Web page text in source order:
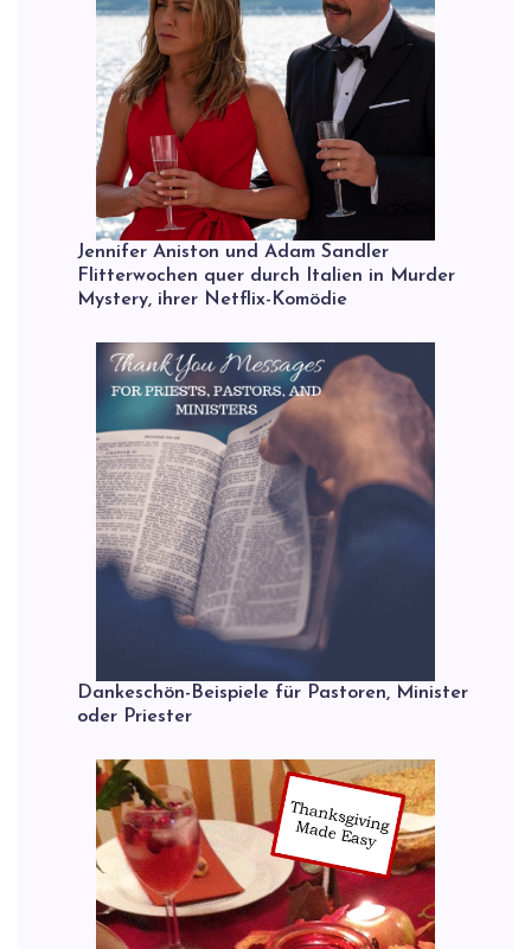
Jennifer Aniston und Adam Sandler
Flitterwochen quer durch Italien in Murder
Mystery, ihrer Netflix-Komödie
Dankeschön-Beispiele für Pastoren, Minister
oder Priester